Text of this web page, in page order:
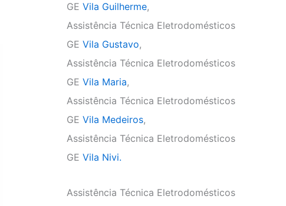
GE Vila Guilherme,
Assistência Técnica Eletrodomésticos
GE Vila Gustavo,
Assistência Técnica Eletrodomésticos
GE Vila Maria,
Assistência Técnica Eletrodomésticos
GE Vila Medeiros,
Assistência Técnica Eletrodomésticos
GE Vila Nivi.
Assistência Técnica Eletrodomésticos